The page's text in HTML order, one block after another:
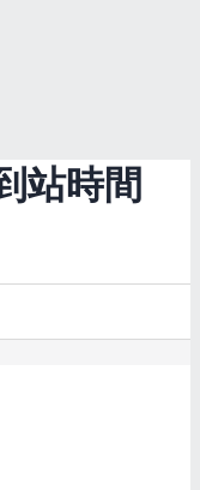
站時間